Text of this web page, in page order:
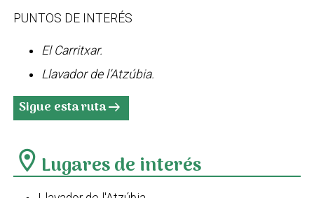
PUNTOS DE INTERÉS
El Carritxar.
Llavador de l’Atzúbia.
Sigue esta rutaarrow_right_alt
location_on Lugares de interés